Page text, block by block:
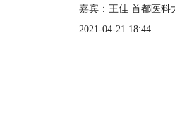
嘉宾：王佳 首都医科
2021-04-21 18:44